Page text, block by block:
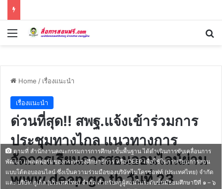
Menu
Home / เรื่องแนะนำ
เรื่องแนะนำ
ด่วนที่สุด!! สพฐ.แจ้งเข้าร่วมการ
ประชุมทางไกล แนวทางการ
จัดการเรียนการสอนออนไลน์ผ่าน
www.deep.go.th วันที่ 23
ตามที่ สํานักงานคณะกรรมการการศึกษาขั้นพื้นฐาน ได้ดําเนินการขับเคลื่อนการ
พัฒนา แพลตฟอร์มของกระทรวงศึกษาธิการ หรือ DEEP เพื่อใช้ในการเรียนการสอน
แบบโต้ตอบออนไลน์ ซึ่งเป็นความร่วมมือของบริษัทไมโครซอฟท์ (ประเทศไทย) จํากัด
และ บริษัท กูเกิ้ล (ประเทศไทย) จํากัด สําหรับครูผู้สอนในระดับชั้นมัธยมศึกษาปีที่ ๑ – ๖